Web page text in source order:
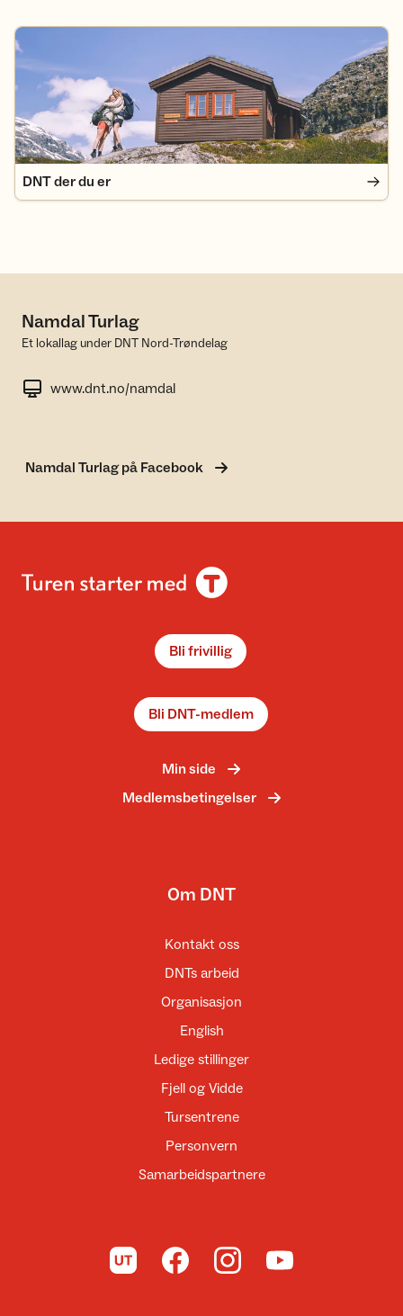
DNT der du er
DNT der du er
Namdal Turlag
Et lokallag under DNT Nord-Trøndelag
www.dnt.no/namdal
Namdal Turlag på Facebook
Bli frivillig
Bli DNT-medlem
Min side
Medlemsbetingelser
Om DNT
Kontakt oss
DNTs arbeid
Organisasjon
English
Ledige stillinger
Fjell og Vidde
Tursentrene
Personvern
Samarbeidspartnere
Til UT.no Til DNT på Facebook
Til DNT på Instagram
Til DNT på YouTube